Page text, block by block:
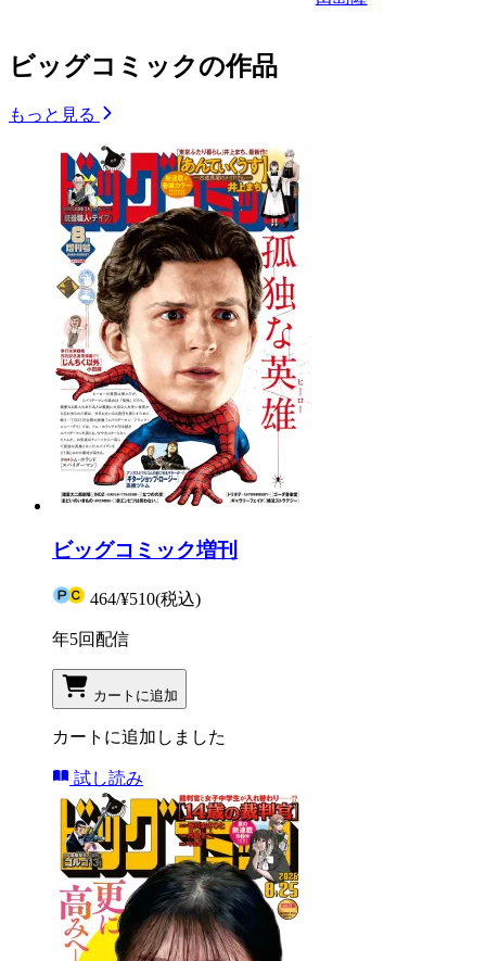
ビッグコミックの作品
もっと見る
ビッグコミック増刊
464/¥510(税込)
年5回配信
カートに追加
カートに追加しました
試し読み